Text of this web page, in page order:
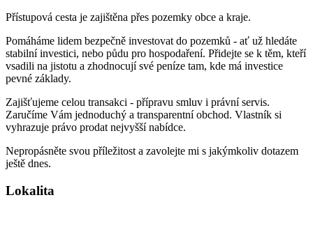
Přístupová cesta je zajištěna přes pozemky obce a kraje.
Pomáháme lidem bezpečně investovat do pozemků - ať už hledáte
stabilní investici, nebo půdu pro hospodaření. Přidejte se k těm, kteří
vsadili na jistotu a zhodnocují své peníze tam, kde má investice
pevné základy.
Zajišťujeme celou transakci - přípravu smluv i právní servis.
Zaručíme Vám jednoduchý a transparentní obchod. Vlastník si
vyhrazuje právo prodat nejvyšší nabídce.
Nepropásněte svou příležitost a zavolejte mi s jakýmkoliv dotazem
ještě dnes.
Lokalita